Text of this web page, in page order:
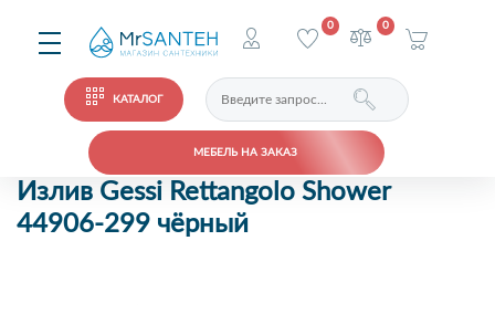
КАТАЛОГ
МЕБЕЛЬ НА ЗАКАЗ
0 0
Излив Gessi Rettangolo Shower
44906-299 чёрный